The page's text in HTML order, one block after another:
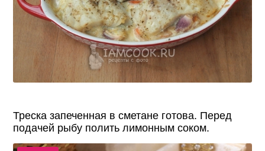
Треска запеченная в сметане готова. Перед
подачей рыбу полить лимонным соком.